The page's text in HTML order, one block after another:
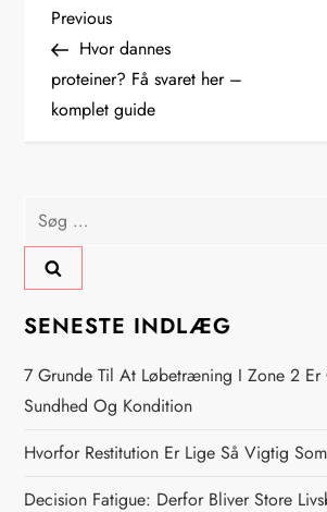
I
n
d
æ
g
s
n
a
v
Previous
Post
Previous
Hvor dannes
proteiner? Få svaret her –
komplet guide
Søg
efter:
SENESTE INDLÆG
7 Grunde Til At Løbetræning I Zone 2 Er
Sundhed Og Kondition
Hvorfor Restitution Er Lige Så Vigtig
Decision Fatigue: Derfor Bliver Store